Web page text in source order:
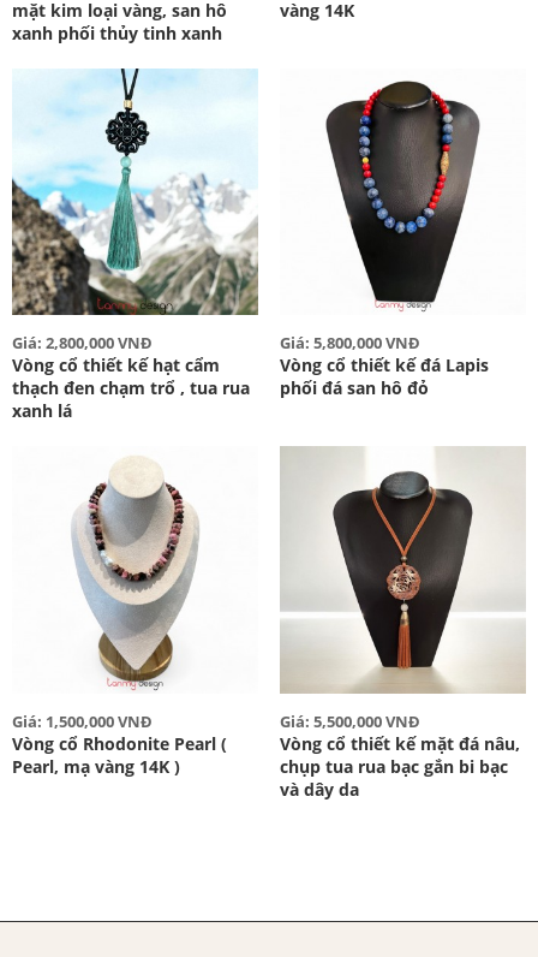
mặt kim loại vàng, san hô
xanh phối thủy tinh xanh
vàng 14K
Giá: 2,800,000 VNĐ
Vòng cổ thiết kế hạt cẩm
thạch đen chạm trổ , tua rua
xanh lá
Giá: 5,800,000 VNĐ
Vòng cổ thiết kế đá Lapis
phối đá san hô đỏ
Giá: 1,500,000 VNĐ
Vòng cổ Rhodonite Pearl (
Pearl, mạ vàng 14K )
Giá: 5,500,000 VNĐ
Vòng cổ thiết kế mặt đá nâu,
chụp tua rua bạc gắn bi bạc
và dây da